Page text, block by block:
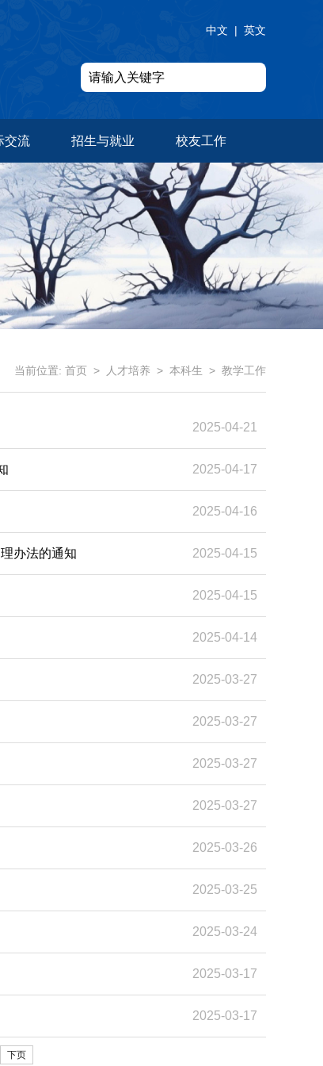
中文 | 英文
交流 招生与就业 校友工作
当前位置: 首页 > 人才培养 > 本科生 > 教学工作
2025-04-21
2025-04-17
2025-04-16
办法的通知 2025-04-15
2025-04-15
2025-04-14
2025-03-27
2025-03-27
2025-03-27
2025-03-27
2025-03-26
2025-03-25
2025-03-24
2025-03-17
2025-03-17
下页